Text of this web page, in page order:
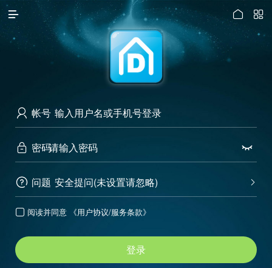
访问电脑版
 

 帐号
 密码 
 问题 
安全提问(未设置请忽略)
 阅读并同意 《用户协议/服务条款》
登录